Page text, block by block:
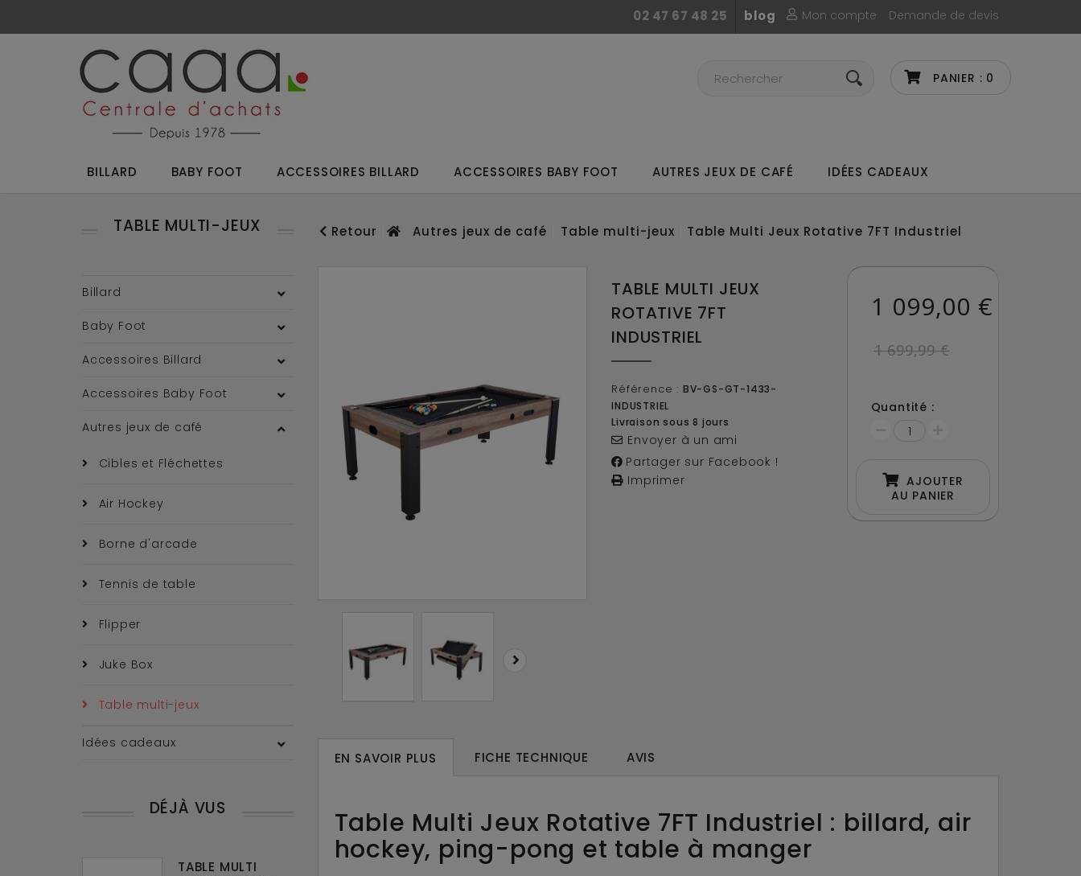
Mon compte Demande de devis
blog
02 47 67 48 25
PANIER : 0
BILLARD BABY FOOT ACCESSOIRES BILLARD ACCESSOIRES BABY FOOT AUTRES JEUX DE CAFÉ IDÉES CADEAUX
TABLE MULTI-JEUX
Billard
Baby Foot
Accessoires Billard
Accessoires Baby Foot
Autres jeux de café
Cibles et Fléchettes
Air Hockey
Borne d'arcade
Tennis de table
Flipper
Juke Box
Table multi-jeux
Idées cadeaux
DÉJÀ VUS
TABLE MULTI
Retour Autres jeux de café Table multi-jeux Table Multi Jeux Rotative 7FT Industriel
TABLE MULTI JEUX
ROTATIVE 7FT
INDUSTRIEL
Référence : BV-GS-GT-1433-
INDUSTRIEL
Livraison sous 8 jours
Envoyer à un ami
Partager sur Facebook !
Imprimer
1 099,00 €
1 699,99 €
Quantité :
AJOUTER
AU PANIER
EN SAVOIR PLUS FICHE TECHNIQUE AVIS
Table Multi Jeux Rotative 7FT Industriel : billard, air
hockey, ping-pong et table à manger